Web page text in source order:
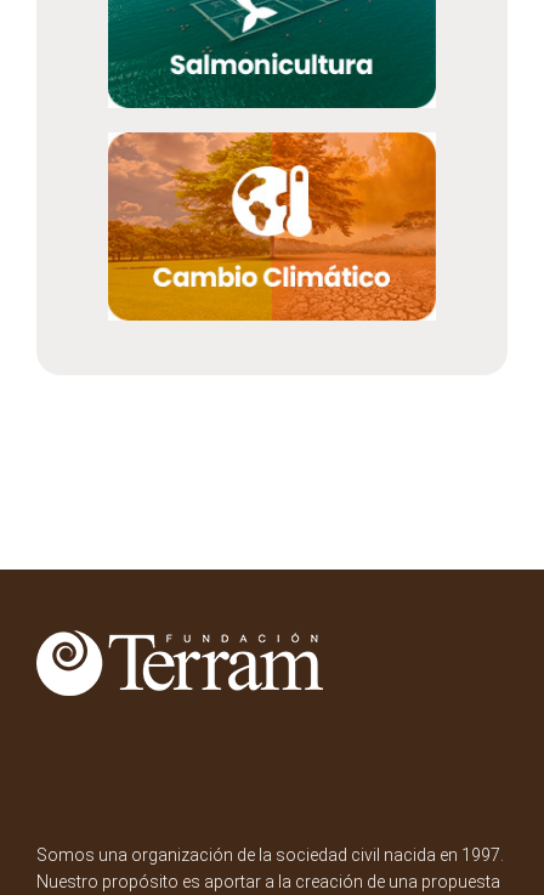
Somos una organización de la sociedad civil nacida en 1997.
Nuestro propósito es aportar a la creación de una propuesta